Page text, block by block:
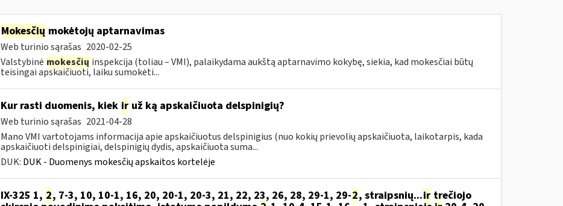
Mokesčių mokėtojų aptarnavimas
Web turinio sąrašas 2020-02-25
Valstybinė mokesčių inspekcija (toliau – VMI), palaikydama aukštą aptarnavimo kokybę, siekia, kad mokesčiai būtų
teisingai apskaičiuoti, laiku sumokėti...
Kur rasti duomenis, kiek iruž ką apskaičiuota delspinigių?
Web turinio sąrašas 2021-04-28
Mano VMI vartotojams informacija apie apskaičiuotus delspinigius (nuo kokių prievolių apskaičiuota, laikotarpis, kada
apskaičiuoti delspinigiai, delspinigių dydis, apskaičiuota suma...
DUK: DUK - Duomenys mokesčių apskaitos kortelėje
IX-325 1, 2, 7-3, 10, 10-1, 16, 20, 20-1, 20-3, 21, 22, 23, 26, 28, 29-1, 29-2, straipsnių...irtrečiojo